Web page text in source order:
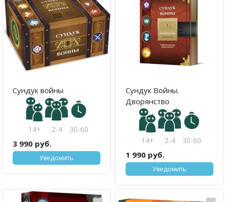
Сундук войны
14+ 2-4 30-60
3 990 руб.
Уведомить
Сундук Войны.
Дворянство
14+ 2-4 30-60
1 990 руб.
Уведомить